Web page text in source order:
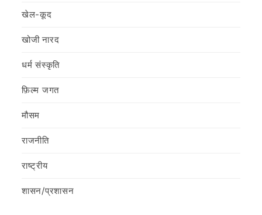
खेल-कूद
खोजी नारद
धर्म संस्कृति
फ़िल्‍म जगत
मौसम
राजनीति
राष्ट्रीय
शासन/प्रशासन